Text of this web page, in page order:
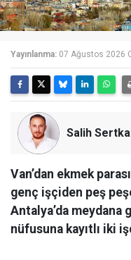
Yayınlanma: 07 Ağustos 2026
Salih
Van’dan ekmek
genç işçiden peş
Antalya’da meydana
nüfusuna kayıtlı iki